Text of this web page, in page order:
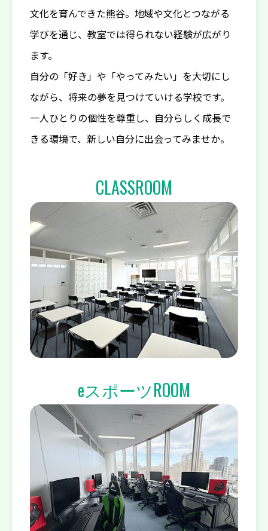
文化を育んできた熊谷。地域や文化とつながる
学びを通じ、教室では得られない経験が広がり
ます。
自分の「好き」や「やってみたい」を大切にし
ながら、将来の夢を見つけていける学校です。
一人ひとりの個性を尊重し、自分らしく成長で
きる環境で、新しい自分に出会ってみませか。
CLASSROOM
eスポーツROOM